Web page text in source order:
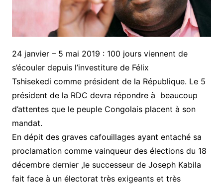
24 janvier – 5 mai 2019 : 100 jours viennent de
s’écouler depuis l’investiture de Félix
Tshisekedi comme président de la République. Le 5
président de la RDC devra répondre à beaucoup
d’attentes que le peuple Congolais placent à son
mandat.
En dépit des graves cafouillages ayant entaché sa
proclamation comme vainqueur des élections du 18
décembre dernier ,le successeur de Joseph Kabila
fait face à un électorat très exigeants et très